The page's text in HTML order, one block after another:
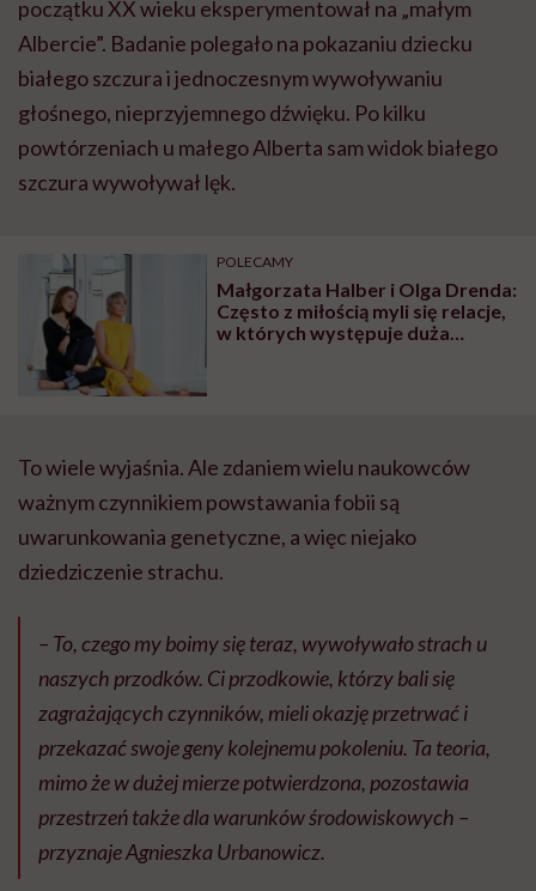
początku XX wieku eksperymentował na „małym
Albercie”. Badanie polegało na pokazaniu dziecku
białego szczura i jednoczesnym wywoływaniu
głośnego, nieprzyjemnego dźwięku. Po kilku
powtórzeniach u małego Alberta sam widok białego
szczura wywoływał lęk.
POLECAMY
Małgorzata Halber i Olga Drenda:
Często z miłością myli się relacje,
w których występuje duża
To wiele wyjaśnia. Ale zdaniem wielu naukowców
ważnym czynnikiem powstawania fobii są
uwarunkowania genetyczne, a więc niejako
dziedziczenie strachu.
– To, czego my boimy się teraz, wywoływało strach u
naszych przodków. Ci przodkowie, którzy bali się
zagrażających czynników, mieli okazję przetrwać i
przekazać swoje geny kolejnemu pokoleniu. Ta teoria,
mimo że w dużej mierze potwierdzona, pozostawia
przestrzeń także dla warunków środowiskowych –
przyznaje Agnieszka Urbanowicz.